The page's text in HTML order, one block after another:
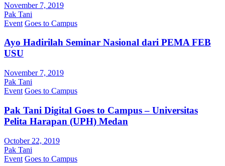
November 7, 2019
Pak Tani
Event Goes to Campus
Ayo Hadirilah Seminar Nasional dari PEMA FEB
USU
November 7, 2019
Pak Tani
Event Goes to Campus
Pak Tani Digital Goes to Campus – Universitas
Pelita Harapan (UPH) Medan
October 22, 2019
Pak Tani
Event Goes to Campus